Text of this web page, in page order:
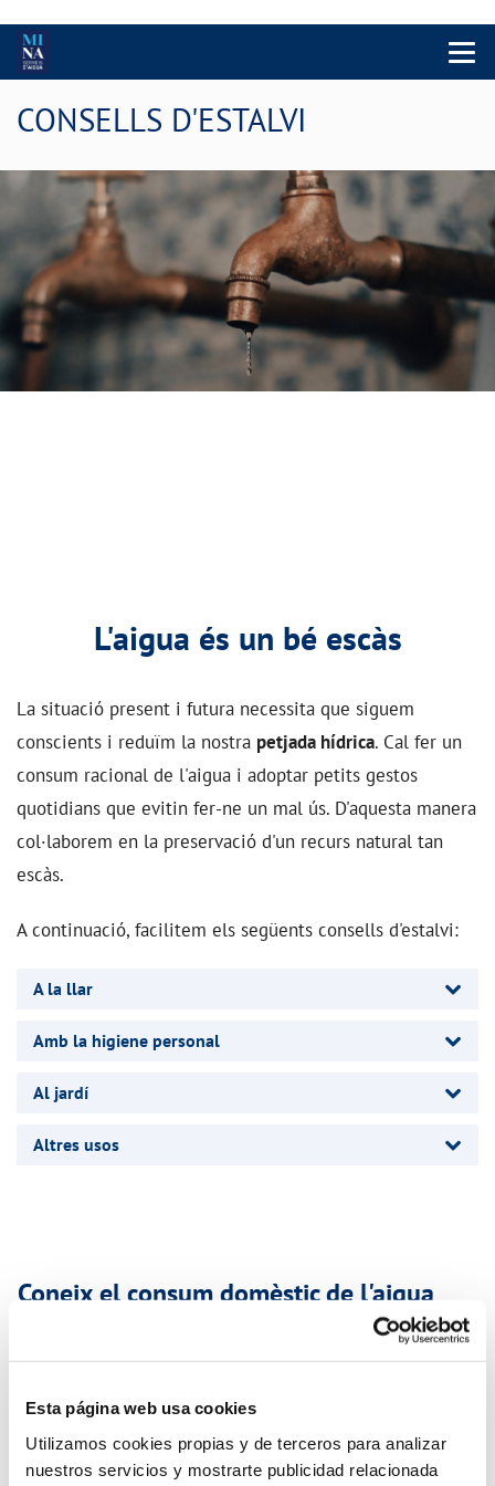
Esta página web usa cookies
Utilizamos cookies propias y de terceros para analizar
nuestros servicios y mostrarte publicidad relacionada
Menu
CONSELLS D'ESTALVI
L'aigua és un bé escàs
La situació present i futura necessita que siguem
conscients i reduïm la nostra petjada hídrica. Cal fer un
consum racional de l'aigua i adoptar petits gestos
quotidians que evitin fer-ne un mal ús. D'aquesta manera
col·laborem en la preservació d'un recurs natural tan
escàs.
A continuació, facilitem els següents consells d'estalvi:
A la llar
Amb la higiene personal
Al jardí
Altres usos
Coneix el consum domèstic de l'aigua